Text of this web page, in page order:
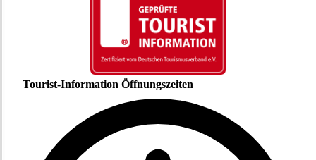
Tourist-Information Öffnungszeiten